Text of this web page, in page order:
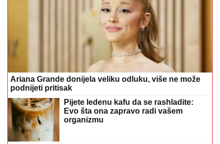
Ariana Grande donijela veliku odluku, više ne može
podnijeti pritisak
Pijete ledenu kafu da se rashladite:
Evo šta ona zapravo radi vašem
organizmu